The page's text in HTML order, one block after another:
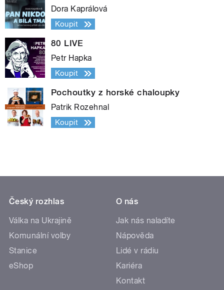
Dora Kaprálová
Koupit
80 LIVE
Petr Hapka
Koupit
Pochoutky z horské chaloupky
Patrik Rozehnal
Koupit
Český rozhlas
Válka na Ukrajině
Komunální volby
Stanice
eShop
O nás
Jak nás naladíte
Nápověda
Lidé v rádiu
Kariéra
Kontakt